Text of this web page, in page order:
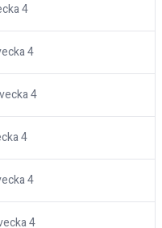
4
4
4
4
4
4